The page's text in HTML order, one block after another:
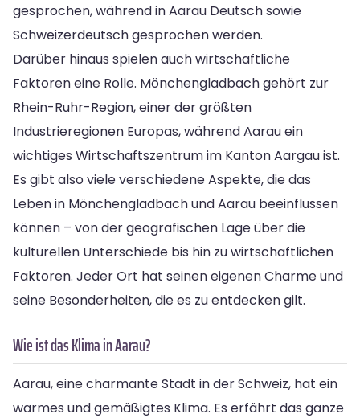
gesprochen, während in Aarau Deutsch sowie
Schweizerdeutsch gesprochen werden.
Darüber hinaus spielen auch wirtschaftliche
Faktoren eine Rolle. Mönchengladbach gehört zur
Rhein-Ruhr-Region, einer der größten
Industrieregionen Europas, während Aarau ein
wichtiges Wirtschaftszentrum im Kanton Aargau ist.
Es gibt also viele verschiedene Aspekte, die das
Leben in Mönchengladbach und Aarau beeinflussen
können – von der geografischen Lage über die
kulturellen Unterschiede bis hin zu wirtschaftlichen
Faktoren. Jeder Ort hat seinen eigenen Charme und
seine Besonderheiten, die es zu entdecken gilt.
Wie ist das Klima in Aarau?
Aarau, eine charmante Stadt in der Schweiz, hat ein
warmes und gemäßigtes Klima. Es erfährt das ganze